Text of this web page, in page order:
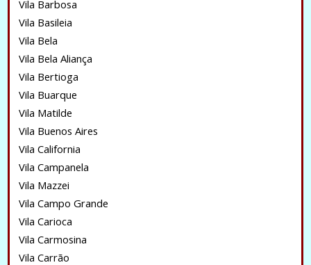
Vila Barbosa
Vila Basileia
Vila Bela
Vila Bela Aliança
Vila Bertioga
Vila Buarque
Vila Matilde
Vila Buenos Aires
Vila California
Vila Campanela
Vila Mazzei
Vila Campo Grande
Vila Carioca
Vila Carmosina
Vila Carrão